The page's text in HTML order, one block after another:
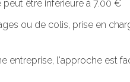
être inférieure à 7.00 €
ou de colis, prise en
entreprise, l'approche est